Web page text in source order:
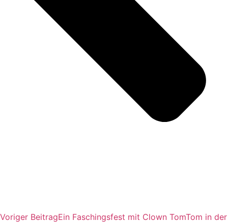
Voriger BeitragEin Faschingsfest mit Clown TomTom in der